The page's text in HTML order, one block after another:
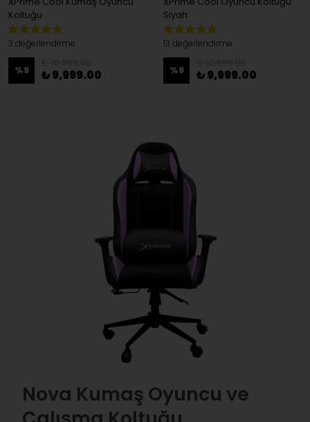
Koltuğu
3 değerlendirme
%9 ₺ 9,999.00
Siyah
13 değerlendirme
%9 ₺ 9,999.00
Nova Kumaş Oyuncu ve